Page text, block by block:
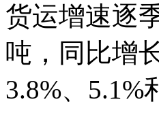
货运增速逐
吨，同比增
3.8%、5.1%